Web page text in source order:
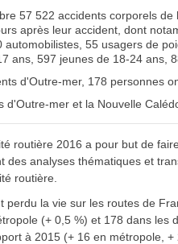
57 522 accidents corporels
après leur accident, dont
automobilistes, 55 usagers de
ans, 597 jeunes de 18-24 ans,
d'Outre-mer, 178 personnes
d'Outre-mer et la Nouvelle
routière 2016 a pour but de
des analyses thématiques et
routière.
perdu la vie sur les routes de
(+ 0,5 %) et 178 dans les
à 2015 (+ 16 en métropole, +